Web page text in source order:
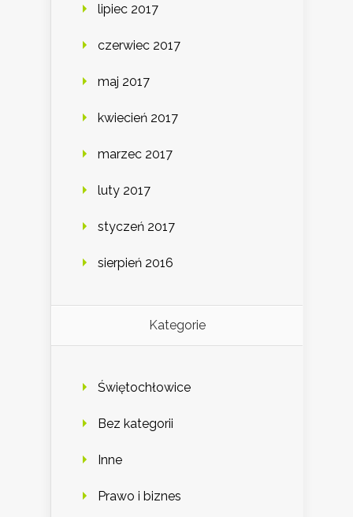
lipiec 2017
czerwiec 2017
maj 2017
kwiecień 2017
marzec 2017
luty 2017
styczeń 2017
sierpień 2016
Kategorie
Świętochłowice
Bez kategorii
Inne
Prawo i biznes